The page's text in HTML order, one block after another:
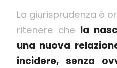
La giurisprudenza è
ritenere che la
una nuova
incidere, senza